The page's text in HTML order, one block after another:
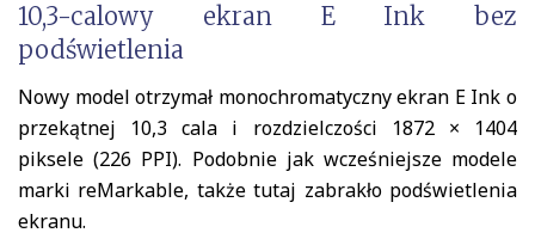
10,3-calowy ekran E Ink bez
podświetlenia
Nowy model otrzymał monochromatyczny ekran E Ink o
przekątnej 10,3 cala i rozdzielczości 1872 × 1404
piksele (226 PPI). Podobnie jak wcześniejsze modele
marki reMarkable, także tutaj zabrakło podświetlenia
ekranu.